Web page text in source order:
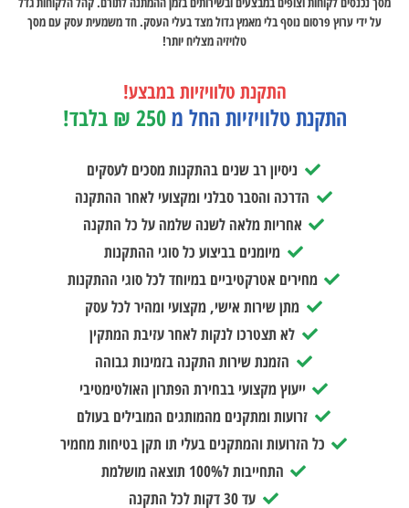
על ידי ערוץ פרסום נוסף בלי מאמץ גדול מצד בעלי העסק. חד משמעית עסק עם מסך
טלויזיה מצליח יותר!
התקנת טלוויזיות במבצע!
התקנת טלוויזיות החל מ250 ₪ בלבד!
ניסיון רב שנים בהתקנות מסכים לעסקים
הדרכה והסבר סבלני ומקצועי לאחר ההתקנה
אחריות מלאה לשנה שלמה על כל התקנה
מיומנים בביצוע כל סוגי ההתקנות
מחירים אטרקטיביים במיוחד לכל סוגי ההתקנות
מתן שירות אישי, מקצועי ומהיר לכל עסק
לא תצטרכו לנקות לאחר עזיבת המתקין
הזמנת שירות התקנה בזמינות גבוהה
ייעוץ מקצועי בבחירת הפתרון האולטימטיבי
זרועות ומתקנים מהמותגים המובילים בעולם
כל הזרועות והמתקנים בעלי תו תקן בטיחות מחמיר
התחייבות ל100% תוצאה מושלמת
עד 30 דקות לכל התקנה